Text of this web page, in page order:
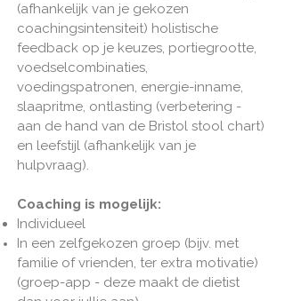
(afhankelijk van je gekozen
coachingsintensiteit) holistische
feedback op je keuzes, portiegrootte,
voedselcombinaties,
voedingspatronen, energie-inname,
slaapritme, ontlasting (verbetering -
aan de hand van de Bristol stool chart)
en leefstijl (afhankelijk van je
hulpvraag).
Coaching is mogelijk:
Individueel
In een zelfgekozen groep (bijv. met
familie of vrienden, ter extra motivatie)
(groep-app - deze maakt de dietist